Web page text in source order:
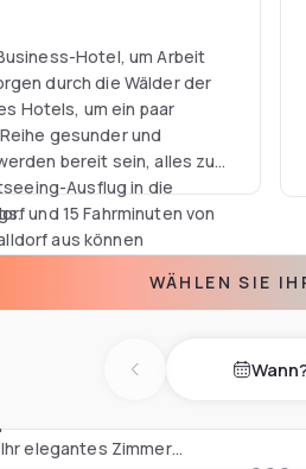
Hotel, um Arbeit
durch die Wälder der
Hotels, um ein paar
gesunder und
bereit sein, alles zu
Ausflug in die
und 15 Fahrminuten von
aus können
in der Nähe
können gemietet
Walldorf oder auf der
elegantes Zimmer
WÄHLEN SIE
Previous day